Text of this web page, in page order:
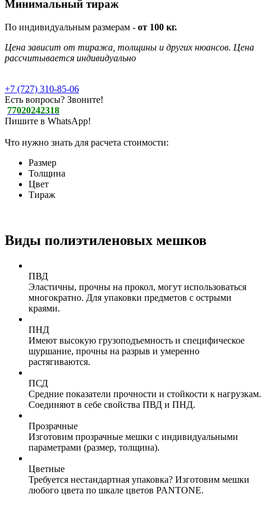
Минимальный тираж
По индивидуальным размерам - от 100 кг.
Цена зависит от тиража, толщины и других нюансов. Цена
рассчитывается индивидуально
+7 (727) 310-85-06
Есть вопросы? Звоните!
77020242318
Пишите в WhatsApp!
Что нужно знать для расчета стоимости:
Размер
Толщина
Цвет
Тираж
Виды полиэтиленовых мешков
ПВД
Эластичны, прочны на прокол, могут использоваться
многократно. Для упаковки предметов с острыми
краями.
ПНД
Имеют высокую грузоподъемность и специфическое
шуршание, прочны на разрыв и умеренно
растягиваются.
ПСД
Средние показатели прочности и стойкости к нагрузкам.
Соединяют в себе свойства ПВД и ПНД.
Прозрачные
Изготовим прозрачные мешки с индивидуальными
параметрами (размер, толщина).
Цветные
Требуется нестандартная упаковка? Изготовим мешки
любого цвета по шкале цветов PANTONE.